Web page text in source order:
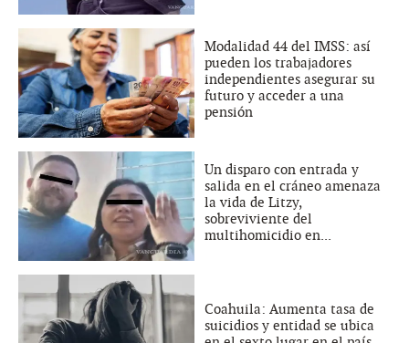
Modalidad 44 del IMSS: así
pueden los trabajadores
independientes asegurar su
futuro y acceder a una
pensión
Un disparo con entrada y
salida en el cráneo amenaza
la vida de Litzy,
sobreviviente del
multihomicidio en...
Coahuila: Aumenta tasa de
suicidios y entidad se ubica